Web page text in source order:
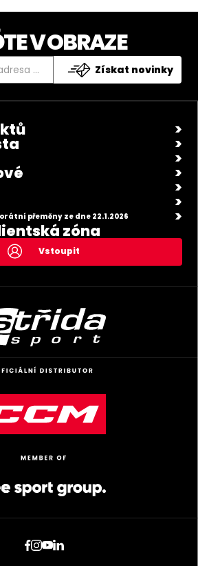
V OBRAZE
Získat novinky
přeměny ze dne 22.1.2026
zóna
Vstoupit